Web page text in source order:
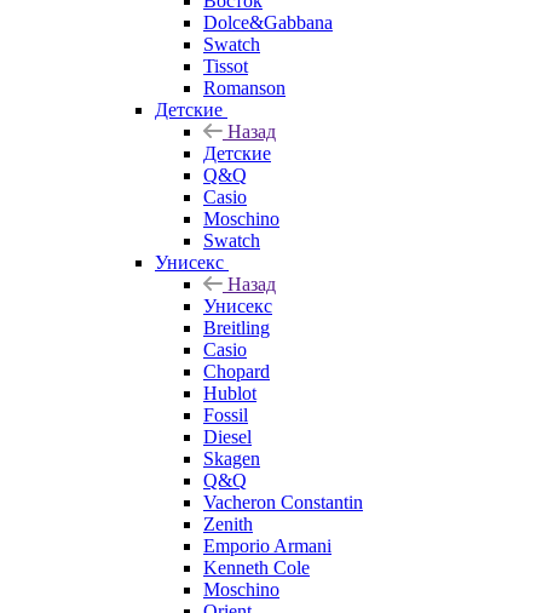
Dolce&Gabbana
Swatch
Tissot
Romanson
Детские
Назад
Детские
Q&Q
Casio
Moschino
Swatch
Унисекс
Назад
Унисекс
Breitling
Casio
Chopard
Hublot
Fossil
Diesel
Skagen
Q&Q
Vacheron Constantin
Zenith
Emporio Armani
Kenneth Cole
Moschino